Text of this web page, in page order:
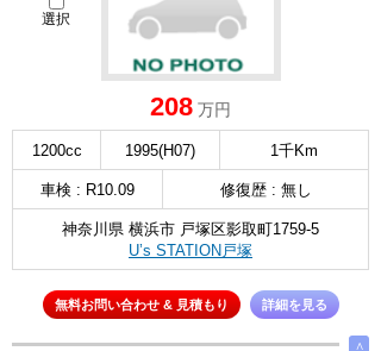
選択
208 万円
1200cc 1995(H07) 1千Km
車検 : R10.09 修復歴 : 無し
神奈川県 横浜市 戸塚区影取町1759-5
U’s STATION戸塚
無料お問い合わせ & 見積もり 詳細を見る
∧